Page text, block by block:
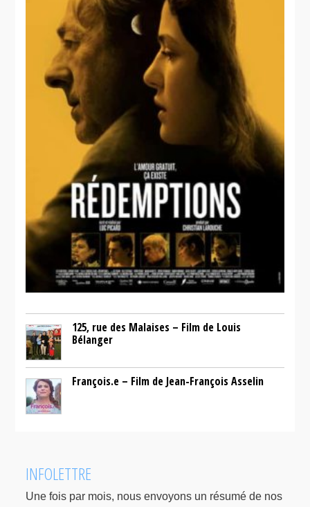
125, rue des Malaises – Film de Louis
Bélanger
François.e – Film de Jean-François Asselin
INFOLETTRE
Une fois par mois, nous envoyons un résumé de nos